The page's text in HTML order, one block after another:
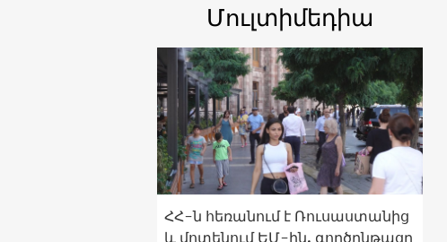
Մուլտիմեդիա
ՀՀ-ն հեռանում է Ռուսաստանից
և մոտենում ԵՄ-ին. գործընթացը